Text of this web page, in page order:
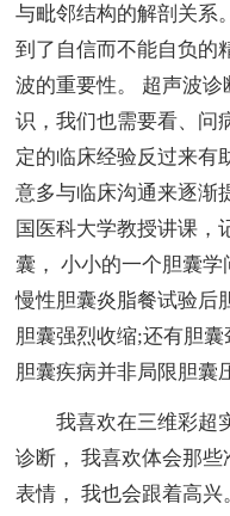
与毗邻结构的解剖关系
到了自信而不能自负的
波的重要性。 超声波
识，我们也需要看、问
定的临床经验反过来有
意多与临床沟通来逐渐
国医科大学教授讲课，
囊， 小小的一个胆囊
慢性胆囊炎脂餐试验后
胆囊强烈收缩;还有胆
胆囊疾病并非局限胆囊
我喜欢在三维彩超实
诊断， 我喜欢体会那
表情， 我也会跟着高